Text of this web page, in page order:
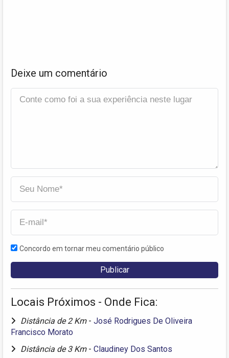
Deixe um comentário
Concordo em tornar meu comentário público
Locais Próximos - Onde Fica:
Distância de 2 Km - José Rodrigues De Oliveira
Francisco Morato
Distância de 3 Km - Claudiney Dos Santos